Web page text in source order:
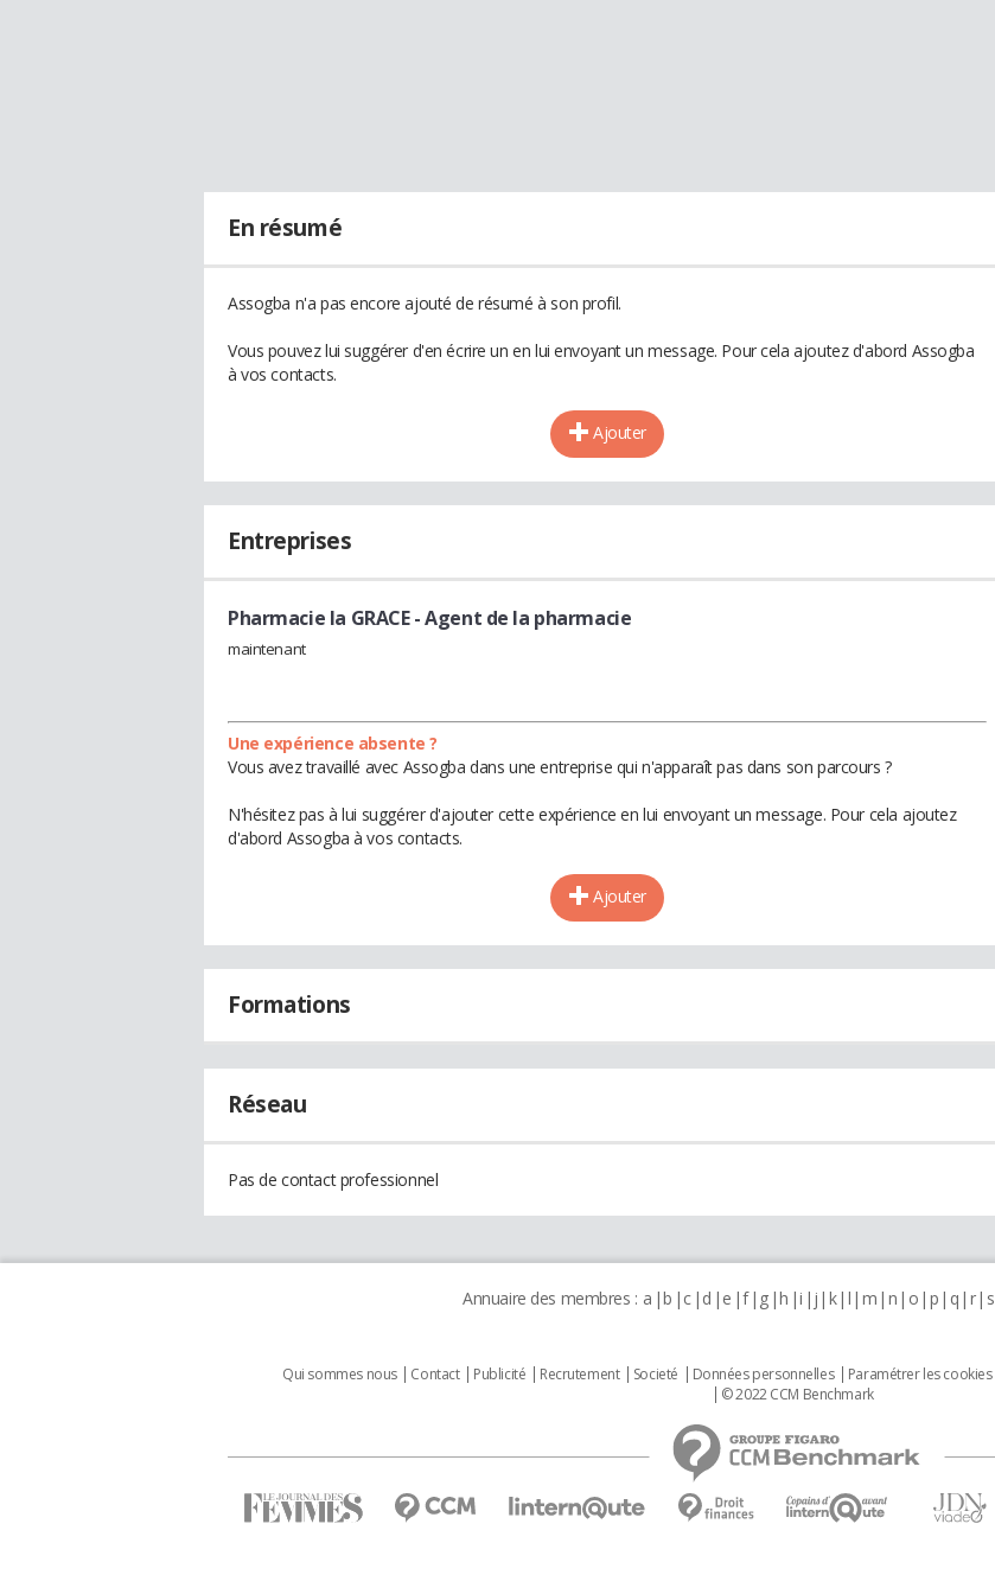
En résumé
Assogba n'a pas encore ajouté de résumé à son profil.
Vous pouvez lui suggérer d'en écrire un en lui envoyant un message. Pour cela ajoutez d'abord Assogba
à vos contacts.
Ajouter
Entreprises
Pharmacie la GRACE- Agent de la pharmacie
maintenant
Une expérience absente ?
Vous avez travaillé avec Assogba dans une entreprise qui n'apparaît pas dans son parcours ?
N'hésitez pas à lui suggérer d'ajouter cette expérience en lui envoyant un message. Pour cela ajoutez
d'abord Assogba à vos contacts.
Ajouter
Formations
Réseau
Pas de contact professionnel
Annuaire des membres : a b c d e f g h i j k l m n o p q r s
Qui sommes nous Contact Publicité Recrutement Societé Données personnelles Paramétrer les cookies
© 2022 CCM Benchmark